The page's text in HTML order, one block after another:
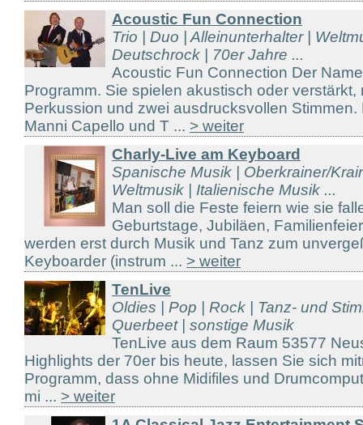
Acoustic Fun Connection
Trio | Duo | Alleinunterhalter |
Deutschrock | 70er Jahre ...
Acoustic Fun Connection Der
Programm. Sie spielen akustisch oder verstärkt,
Perkussion und zwei ausdrucksvollen
Manni Capello und T ... > weiter
Charly-Live am Keyboard
Spanische Musik | Oberkrainer/
Weltmusik | Italienische Musik ...
Man soll die Feste feiern wie sie
Geburtstage, Jubiläen,
werden erst durch Musik und Tanz zum
Keyboarder (instrum ... > weiter
TenLive
Oldies | Pop | Rock | Tanz- und
Querbeet | sonstige Musik
TenLive aus dem Raum 53577
Highlights der 70er bis heute, lassen Sie sich
Programm, dass ohne Midifiles und
mi ... > weiter